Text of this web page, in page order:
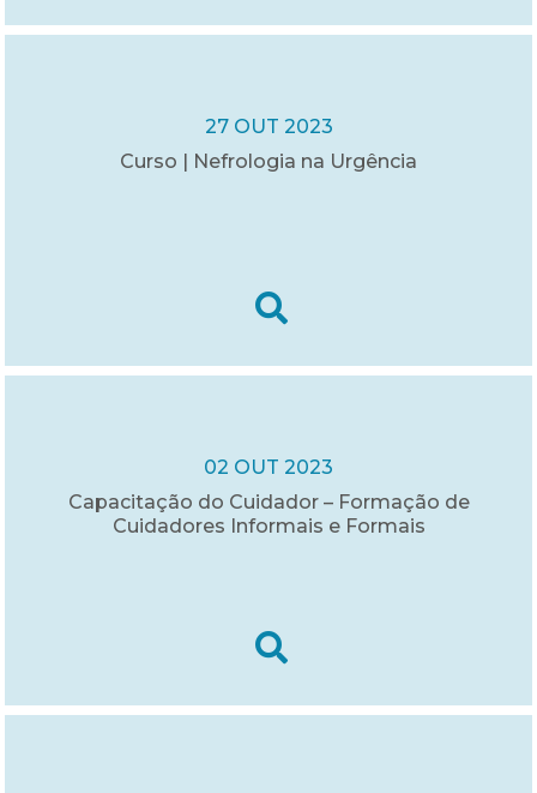
27 OUT 2023
Curso | Nefrologia na Urgência
02 OUT 2023
Capacitação do Cuidador – Formação de
Cuidadores Informais e Formais